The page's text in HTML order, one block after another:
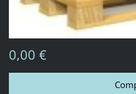
0,00 €